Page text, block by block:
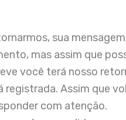
sua
mas assim que
você terá nosso
Assim que
com atenção.